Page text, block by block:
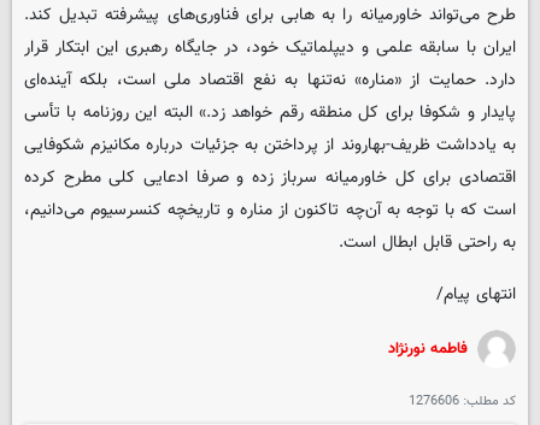
طرح می‌تواند خاورمیانه را به هابی برای فناوری‌های پیشرفته تبدیل کند.
ایران با سابقه علمی و دیپلماتیک خود، در جایگاه رهبری این ابتکار قرار
دارد. حمایت از «مناره» نه‌تنها به نفع اقتصاد ملی است، بلکه آینده‌ای
پایدار و شکوفا برای کل منطقه رقم خواهد زد.» البته این روزنامه با تأسی
به یادداشت ظریف-بهاروند از پرداختن به جزئیات درباره مکانیزم شکوفایی
اقتصادی برای کل خاورمیانه سرباز زده و صرفا ادعایی کلی مطرح کرده
است که با توجه به آن‌چه تاکنون از مناره و تاریخچه کنسرسیوم می‌دانیم،
به راحتی قابل ابطال است.
انتهای پیام/
فاطمه نورنژاد
کد مطلب: 1276606